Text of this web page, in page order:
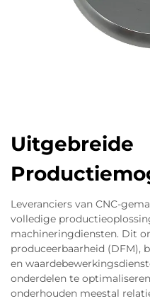
Uitgebreide
Leveranciers van CNC-
volledige
machineringdiensten. Dit
produceerbaarheid (DFM),
en
onderdelen te
onderhouden meestal